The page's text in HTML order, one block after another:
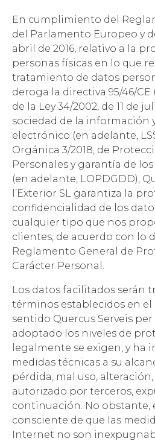
En cumplimiento del
del Parlamento Europeo y
abril de 2016, relativo a la
personas físicas en lo que
tratamiento de datos
deroga la directiva 95/46/CE
de la Ley 34/2002, de 11 de
sociedad de la información
electrónico (en adelante,
Orgánica 3/2018, de
Personales y garantía de
(en adelante, LOPDGDD),
l’Exterior SL garantiza la
confidencialidad de los
cualquier tipo que nos
clientes, de acuerdo con lo
Reglamento General de
Carácter Personal.
Los datos facilitados serán
términos establecidos en el
sentido Quercus Serveis per
adoptado los niveles de
legalmente se exigen, y ha
medidas técnicas a su
pérdida, mal uso,
autorizado por terceros,
continuación. No obstante,
consciente de que las
Internet no son